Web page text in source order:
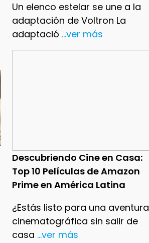
Un elenco estelar se une a la
adaptación de Voltron La
adaptació ...ver más
Descubriendo Cine en Casa:
Top 10 Películas de Amazon
Prime en América Latina
¿Estás listo para una aventura
cinematográfica sin salir de
casa ...ver más